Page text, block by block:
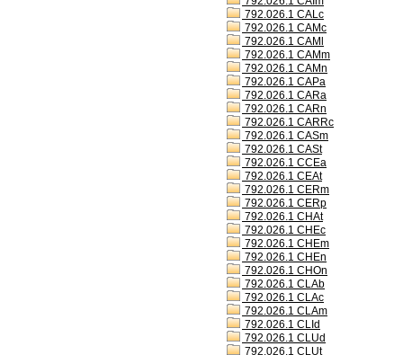
792.026.1 CALc
792.026.1 CAMc
792.026.1 CAMl
792.026.1 CAMm
792.026.1 CAMn
792.026.1 CAPa
792.026.1 CARa
792.026.1 CARn
792.026.1 CARRc
792.026.1 CASm
792.026.1 CASt
792.026.1 CCEa
792.026.1 CEAt
792.026.1 CERm
792.026.1 CERp
792.026.1 CHAt
792.026.1 CHEc
792.026.1 CHEm
792.026.1 CHEn
792.026.1 CHOn
792.026.1 CLAb
792.026.1 CLAc
792.026.1 CLAm
792.026.1 CLId
792.026.1 CLUd
792.026.1 CLUt